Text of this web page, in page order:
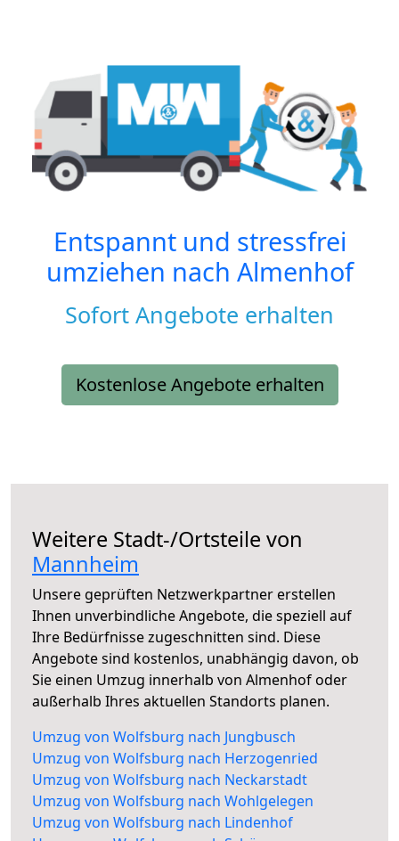
Entspannt und stressfrei
umziehen nach Almenhof
Sofort Angebote erhalten
Kostenlose Angebote erhalten
Weitere Stadt-/Ortsteile von
Mannheim
Unsere geprüften Netzwerkpartner erstellen
Ihnen unverbindliche Angebote, die speziell auf
Ihre Bedürfnisse zugeschnitten sind. Diese
Angebote sind kostenlos, unabhängig davon, ob
Sie einen Umzug innerhalb von Almenhof oder
außerhalb Ihres aktuellen Standorts planen.
Umzug von Wolfsburg nach Jungbusch
Umzug von Wolfsburg nach Herzogenried
Umzug von Wolfsburg nach Neckarstadt
Umzug von Wolfsburg nach Wohlgelegen
Umzug von Wolfsburg nach Lindenhof